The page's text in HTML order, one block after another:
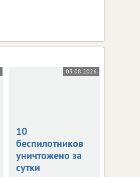
03.08.2026
10
беспилотников
уничтожено за
сутки